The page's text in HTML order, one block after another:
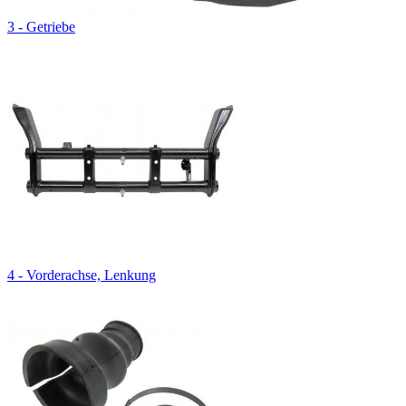
3 - Getriebe
4 - Vorderachse, Lenkung